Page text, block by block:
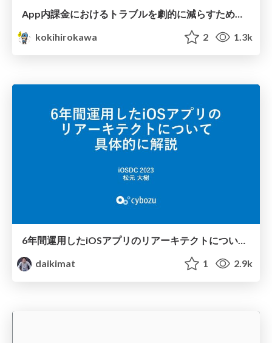
App内課金におけるトラブルを劇的に減らすための取り組み
kokihirokawa
2 1.3k
6年間運用したiOSアプリの リアーキテクトについて 具体的に解説 / iOSDC 2023
daikimat
1 2.9k